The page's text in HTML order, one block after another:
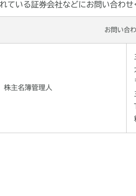
ている証券会社などにお問い合わせ
お問い合
株主名簿管理人